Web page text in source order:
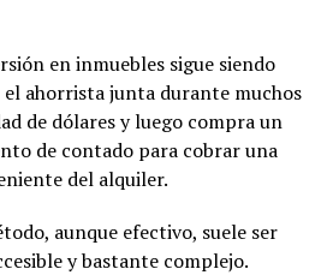
en inmuebles sigue siendo
ahorrista junta durante muchos
de dólares y luego compra un
de contado para cobrar una
del alquiler.
aunque efectivo, suele ser
y bastante complejo.